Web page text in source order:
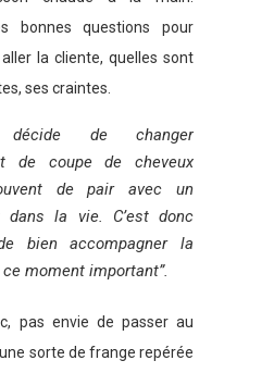
bonnes questions pour
la cliente, quelles sont
ses craintes.
décide de changer
de coupe de cheveux
de pair avec un
dans la vie. C’est donc
bien accompagner la
moment important”.
pas envie de passer au
sorte de frange repérée